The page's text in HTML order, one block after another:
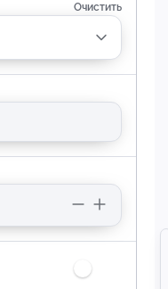
Очистить